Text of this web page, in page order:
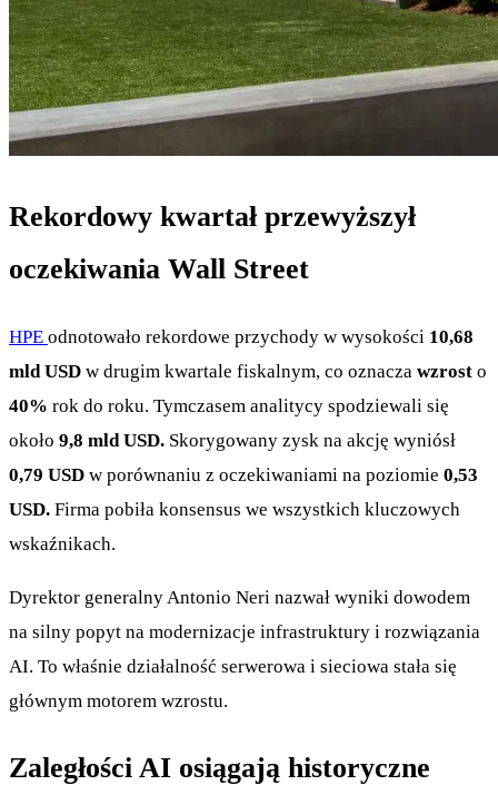
Rekordowy kwartał przewyższył
oczekiwania Wall Street
HPE odnotowało rekordowe przychody w wysokości 10,68
mld USD w drugim kwartale fiskalnym, co oznacza wzrost o
40% rok do roku. Tymczasem analitycy spodziewali się
około 9,8 mld USD. Skorygowany zysk na akcję wyniósł
0,79 USD w porównaniu z oczekiwaniami na poziomie 0,53
USD. Firma pobiła konsensus we wszystkich kluczowych
wskaźnikach.
Dyrektor generalny Antonio Neri nazwał wyniki dowodem
na silny popyt na modernizacje infrastruktury i rozwiązania
AI. To właśnie działalność serwerowa i sieciowa stała się
głównym motorem wzrostu.
Zaległości AI osiągają historyczne